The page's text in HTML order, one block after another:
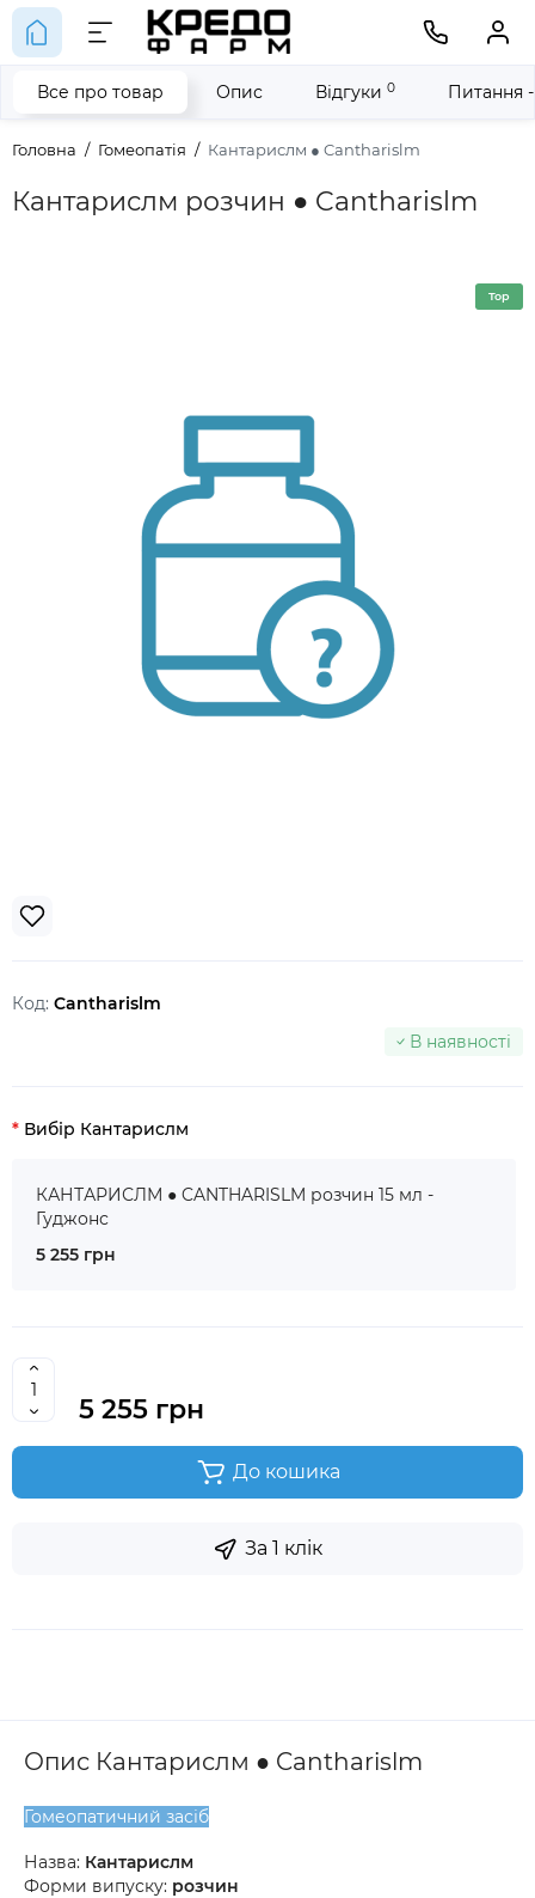
Головна Гомеопатія Кантарислм ● Cantharislm
Кантарислм розчин ● Cantharislm
Все про товар Опис Відгуки 0 Питання
Top
Код: Cantharislm
В наявності
Вибір Кантарислм
КАНТАРИСЛМ ● CANTHARISLM розчин 15 мл -
Гуджонс
5 255 грн
5 255 грн
До кошика
За 1 клік
Опис Кантарислм ● Cantharislm
Гомеопатичний засіб
Назва: Кантарислм
Форми випуску: розчин